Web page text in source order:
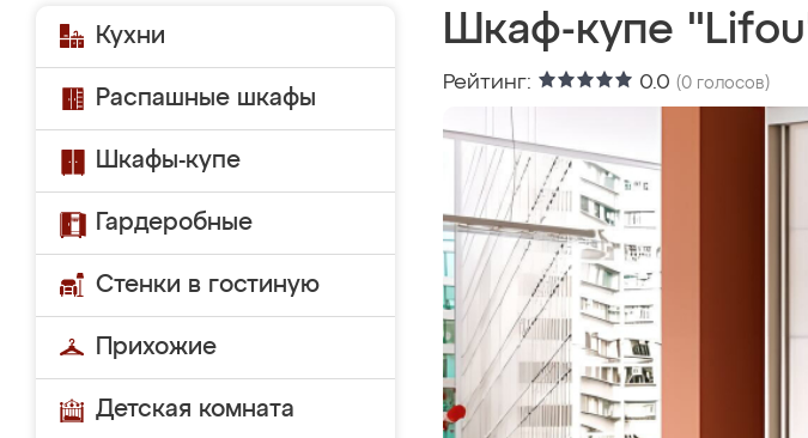
Кухни
Распашные шкафы
Шкафы-купе
Гардеробные
Стенки в гостиную
Прихожие
Детская комната
Шкаф-купе
Рейтинг: 0.0 (0 голосов)